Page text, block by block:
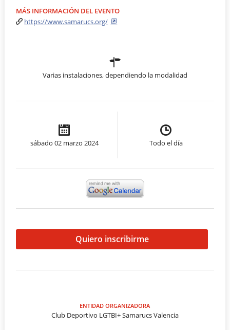
MÁS INFORMACIÓN DEL EVENTO
https://www.samarucs.org/
Varias instalaciones, dependiendo la modalidad
sábado 02 marzo 2024 Todo el día
Quiero inscribirme
ENTIDAD ORGANIZADORA
Club Deportivo LGTBI+ Samarucs Valencia